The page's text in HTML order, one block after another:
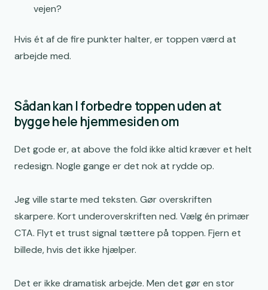
vejen?
Hvis ét af de fire punkter halter, er toppen værd at
arbejde med.
Sådan kan I forbedre toppen uden at
bygge hele hjemmesiden om
Det gode er, at above the fold ikke altid kræver et helt
redesign. Nogle gange er det nok at rydde op.
Jeg ville starte med teksten. Gør overskriften
skarpere. Kort underoverskriften ned. Vælg én primær
CTA. Flyt et trust signal tættere på toppen. Fjern et
billede, hvis det ikke hjælper.
Det er ikke dramatisk arbejde. Men det gør en stor